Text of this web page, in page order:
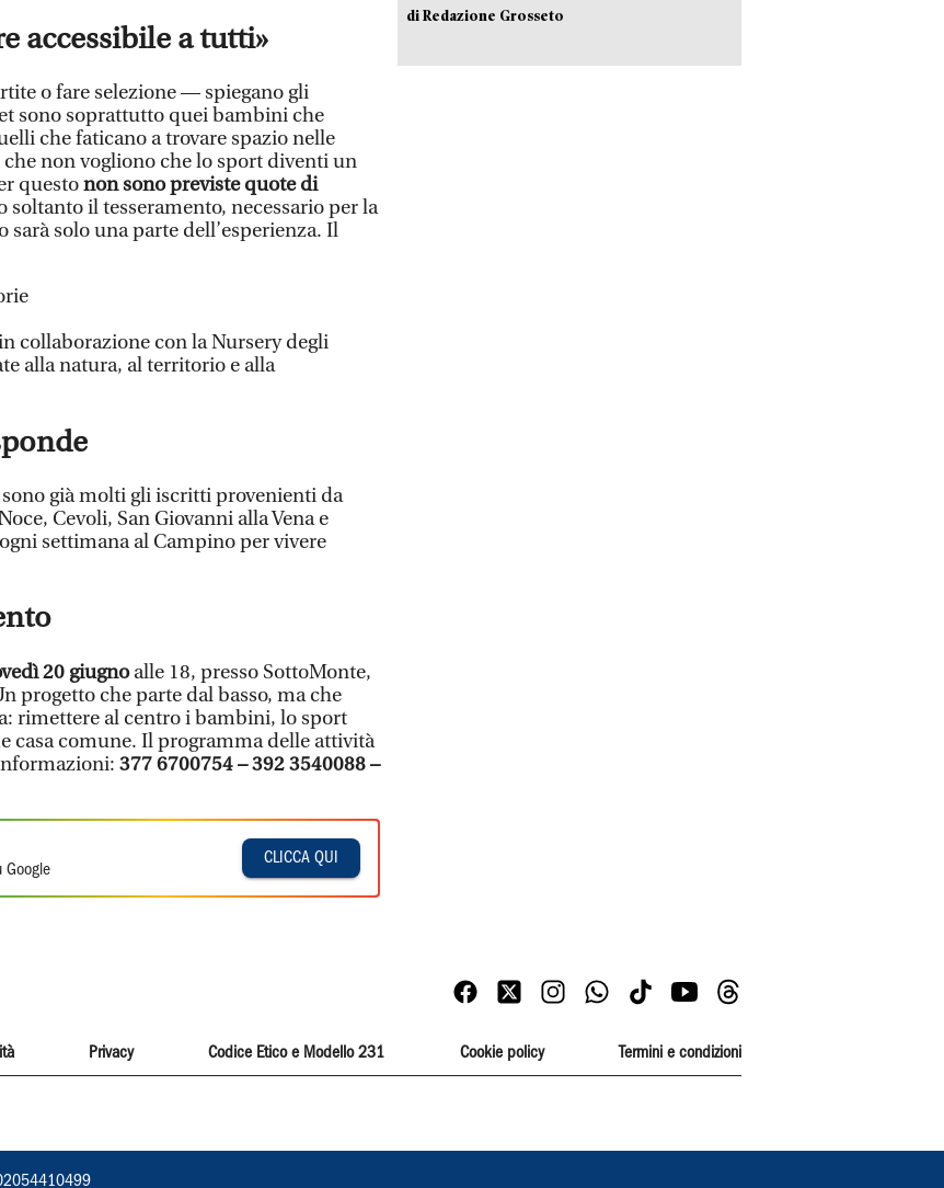
accessibile a tutti»
o fare selezione — spiegano gli
sono soprattutto quei bambini che
che faticano a trovare spazio nelle
non vogliono che lo sport diventi un
questonon sono previste quote di
soltanto il tesseramento, necessario per la
solo una parte dell’esperienza. Il
collaborazione con la Nursery degli
alla natura, al territorio e alla
sono già molti gli iscritti provenienti da
Cevoli, San Giovanni alla Vena e
settimana al Campino per vivere
20 giugnoalle 18, presso SottoMonte,
progetto che parte dal basso, ma che
rimettere al centro i bambini, lo sport
casa comune. Il programma delle attività
377 6700754 – 392 3540088 –
Google
CLICCA QUI
di Redazione Grosseto
Privacy Codice Etico e Modello 231 Cookie policy Termini e condizioni
02054410499